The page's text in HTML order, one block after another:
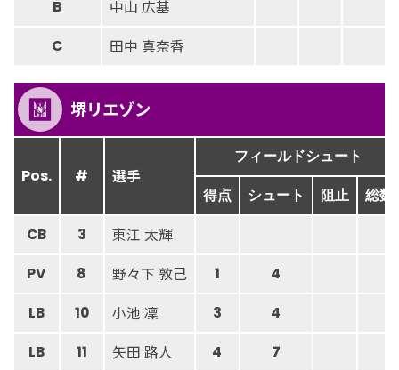
B 中山 広基
C 田中 真奈香
堺リエゾン
Pos. # 選手
フィールドシュート
得点 シュート 阻止 総数
CB 3 東江 太輝
PV 8 野々下 敦己 1 4
LB 10 小池 凜 3 4
LB 11 矢田 路人 4 7